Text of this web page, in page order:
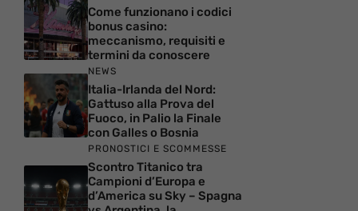
Come funzionano i codici
bonus casino:
meccanismo, requisiti e
termini da conoscere
NEWS
Italia-Irlanda del Nord:
Gattuso alla Prova del
Fuoco, in Palio la Finale
con Galles o Bosnia
PRONOSTICI E SCOMMESSE
Scontro Titanico tra
Campioni d’Europa e
d’America su Sky – Spagna